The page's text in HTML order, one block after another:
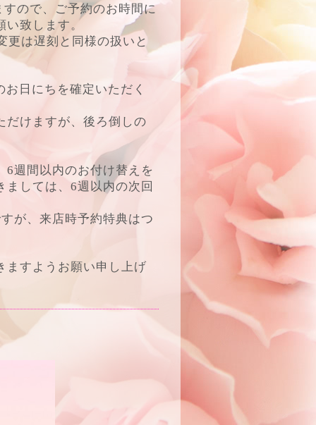
ので、ご予約のお時間に
致します。
更は遅刻と同様の扱いと
日にちを確定いただく
だけますが、後ろ倒しの
6週間以内のお付け替えを
しては、6週以内の次回
が、来店時予約特典はつ
ますようお願い申し上げ